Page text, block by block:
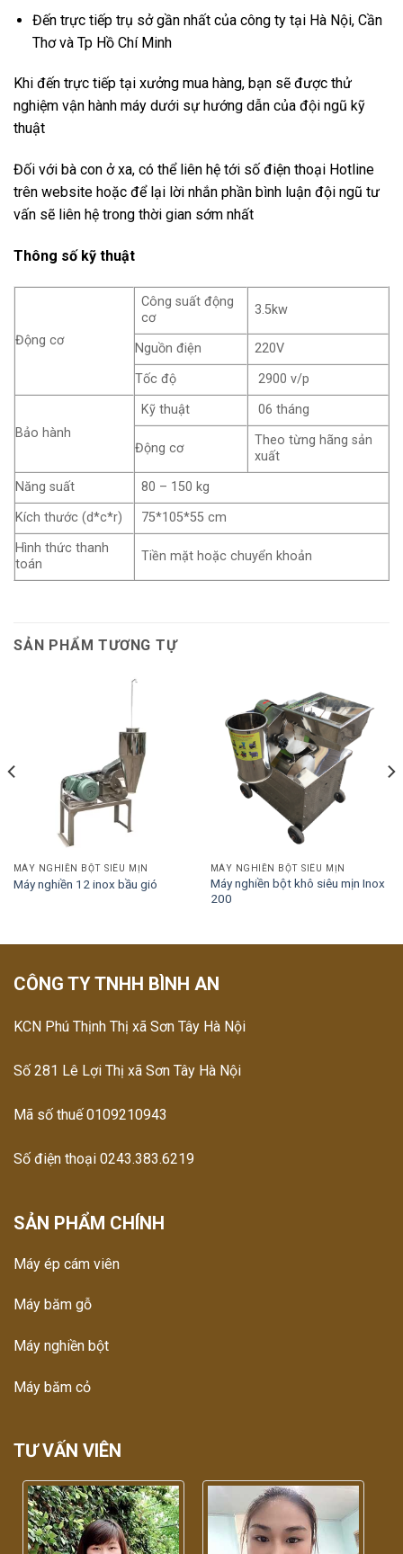
Đến trực tiếp trụ sở gần nhất của công ty tại Hà Nội, Cần
Thơ và Tp Hồ Chí Minh
Khi đến trực tiếp tại xưởng mua hàng, bạn sẽ được thử
nghiệm vận hành máy dưới sự hướng dẫn của đội ngũ kỹ
thuật
Đối với bà con ở xa, có thể liên hệ tới số điện thoại Hotline
trên website hoặc để lại lời nhắn phần bình luận đội ngũ tư
vấn sẽ liên hệ trong thời gian sớm nhất
Thông số kỹ thuật
Động cơ
Công suất động
cơ
3.5kw
Nguồn điện
220V
Tốc độ
2900 v/p
Bảo hành
Kỹ thuật 06 tháng
Động cơ
Theo từng hãng sản
xuất
Năng suất
80 – 150 kg
Kích thước (d*c*r)
75*105*55 cm
Hình thức thanh
toán
Tiền mặt hoặc chuyển khoản
SẢN PHẨM TƯƠNG TỰ
MÁY NGHIỀN BỘT SIÊU MỊN
Máy nghiền 12 inox bầu gió
MÁY NGHIỀN BỘT SIÊU MỊN
Máy nghiền bột khô siêu mịn Inox
200
CÔNG TY TNHH BÌNH AN
KCN Phú Thịnh Thị xã Sơn Tây Hà Nội
Số 281 Lê Lợi Thị xã Sơn Tây Hà Nội
Mã số thuế 0109210943
Số điện thoại 0243.383.6219
SẢN PHẨM CHÍNH
Máy ép cám viên
Máy băm gỗ
Máy nghiền bột
Máy băm cỏ
TƯ VẤN VIÊN